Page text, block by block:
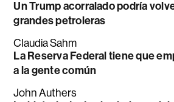
Un Trump acorralado podría
grandes petroleras
Claudia Sahm
La Reserva Federal tiene que
a la gente común
John Authers